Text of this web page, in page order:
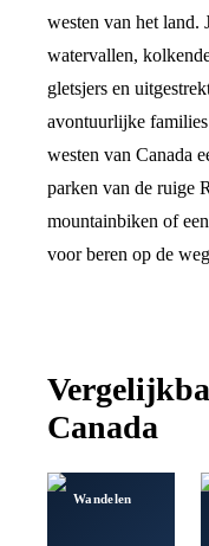
westen van het land.
watervallen,
gletsjers en
avontuurlijke
westen van Canada
parken van de ruige
mountainbiken of
voor beren op de
Canada
Wandelen